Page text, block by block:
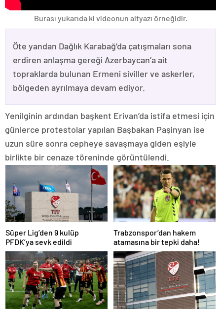
Burası yukarıda ki videonun altyazı örneğidir.
Öte yandan Dağlık Karabağ’da çatışmaları sona
erdiren anlaşma gereği Azerbaycan’a ait
topraklarda bulunan Ermeni siviller ve askerler,
bölgeden ayrılmaya devam ediyor.
Yenilginin ardından başkent Erivan’da istifa etmesi için
günlerce protestolar yapılan Başbakan Paşinyan ise
uzun süre sonra cepheye savaşmaya giden eşiyle
birlikte bir cenaze töreninde görüntülendi.
Süper Lig’den 9 kulüp
PFDK’ya sevk edildi
Trabzonspor’dan hakem
atamasına bir tepki daha!